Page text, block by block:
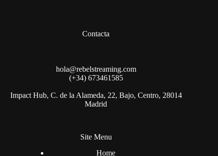
Contacta
hola@rebelstreaming.com
(+34) 673461585
Impact Hub, C. de la Alameda, 22, Bajo, Centro, 28014
Madrid
Site Menu
Home